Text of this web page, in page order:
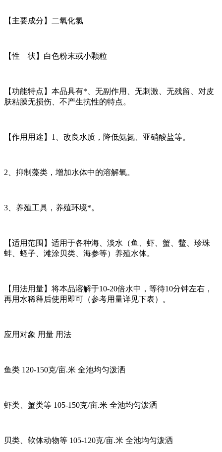
【主要成分】二氧化氯
【性 状】白色粉末或小颗粒
【功能特点】本品具有*、无副作用、无刺激、无残留、对皮
肤粘膜无损伤、不产生抗性的特点。
【作用用途】1、改良水质，降低氨氮、亚硝酸盐等。
2、抑制藻类，增加水体中的溶解氧。
3、养殖工具，养殖环境*。
【适用范围】适用于各种海、淡水（鱼、虾、蟹、鳖、珍珠
蚌、蛏子、滩涂贝类、海参等）养殖水体。
【用法用量】将本品溶解于10-20倍水中，等待10分钟左右，
再用水稀释后使用即可（参考用量详见下表）。
应用对象 用量 用法
鱼类 120-150克/亩.米 全池均匀泼洒
虾类、蟹类等 105-150克/亩.米 全池均匀泼洒
贝类、软体动物等 105-120克/亩.米 全池均匀泼洒